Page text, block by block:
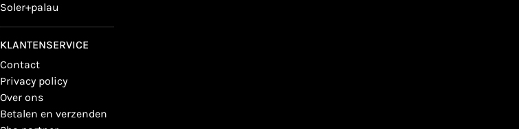
soler+palau
KLANTENSERVICE
contact
privacy policy
over ons
betalen en verzenden